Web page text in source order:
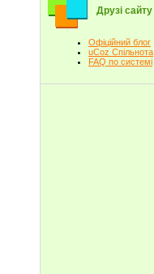
Друзі сайту
Офіційний блог
uCoz Спільнота
FAQ по системі